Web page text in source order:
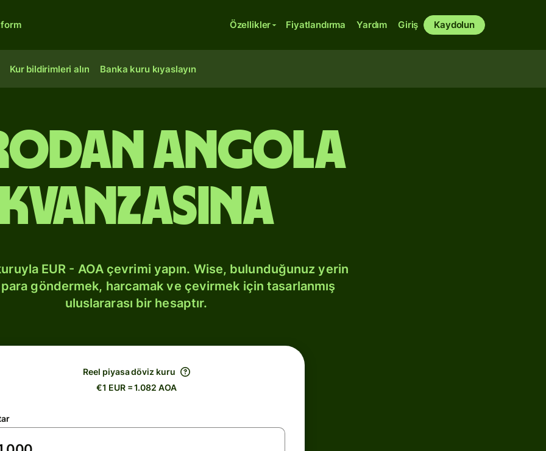
Özellikler Fiyatlandırma Yardım Giriş Kaydolun
Kur bildirimleri alın Banka kuru kıyaslayın
Angola
EUR - AOA çevrimi yapın. Wise, bulunduğunuz yerin
göndermek, harcamak ve çevirmek için tasarlanmış
uluslararası bir hesaptır.
Reel piyasa döviz kuru
€1 EUR = 1.082 AOA